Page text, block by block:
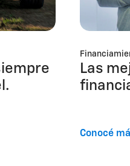
Las
Conocé